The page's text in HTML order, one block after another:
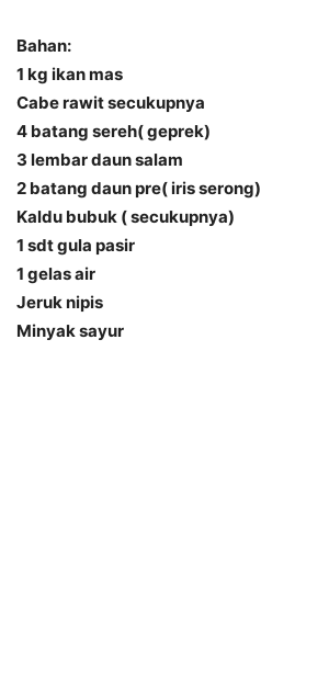
Bahan:
1 kg ikan mas
Cabe rawit secukupnya
4 batang sereh( geprek)
3 lembar daun salam
2 batang daun pre( iris serong)
Kaldu bubuk ( secukupnya)
1 sdt gula pasir
1 gelas air
Jeruk nipis
Minyak sayur